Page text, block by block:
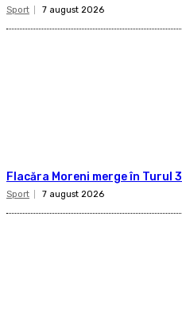
Sport 7 august 2026
Flacăra Moreni merge în Turul 3
Sport 7 august 2026